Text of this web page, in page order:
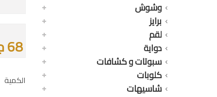
وشوش
برايز
لقم
دواية
سبوتات و كشافات
كلوبات
شاسيهات
68 جنيه
الكمية